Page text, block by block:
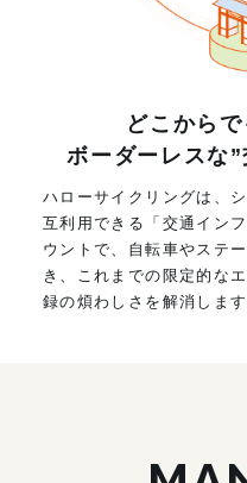
どこからで
ボーダーレスな
ハローサイクリングは、
互利用できる「交通イン
ウントで、自転車やステ
き、これまでの限定的な
録の煩わしさを解消します